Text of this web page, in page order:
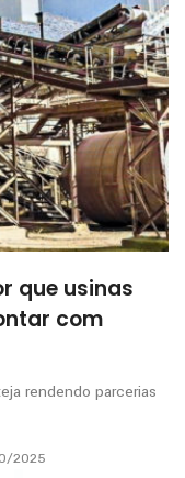
que usinas
com
rendendo parcerias
2025